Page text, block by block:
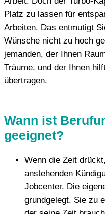
Platz zu lassen für
Arbeiten. Das entmutigt
Wünsche nicht zu hoch
jemanden, der Ihnen
Träume, und der Ihnen
übertragen.
Wann ist
geeignet?
Wenn die Zeit
anstehenden
Jobcenter. Die
grundgelegt. Sie zu